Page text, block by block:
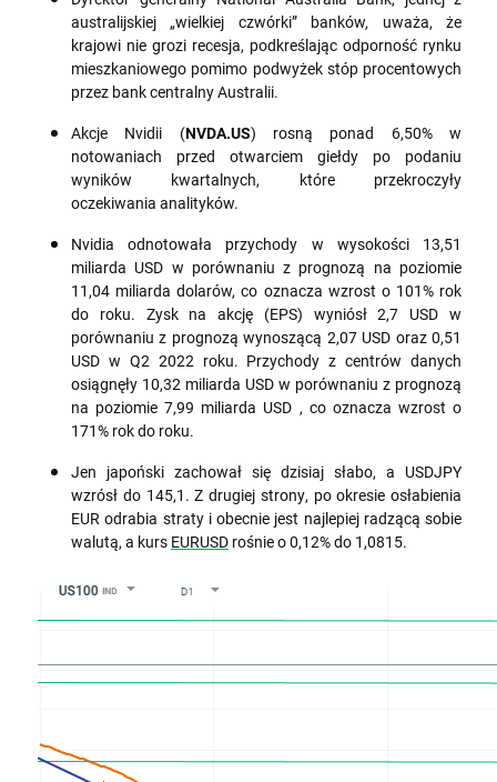
australijskiej „wielkiej czwórki” banków, uważa, że
krajowi nie grozi recesja, podkreślając odporność rynku
mieszkaniowego pomimo podwyżek stóp procentowych
przez bank centralny Australii.
Akcje Nvidii (NVDA.US) rosną ponad 6,50% w
notowaniach przed otwarciem giełdy po podaniu
wyników kwartalnych, które przekroczyły
oczekiwania analityków.
Nvidia odnotowała przychody w wysokości 13,51
miliarda USD w porównaniu z prognozą na poziomie
11,04 miliarda dolarów, co oznacza wzrost o 101% rok
do roku. Zysk na akcję (EPS) wyniósł 2,7 USD w
porównaniu z prognozą wynoszącą 2,07 USD oraz 0,51
USD w Q2 2022 roku. Przychody z centrów danych
osiągnęły 10,32 miliarda USD w porównaniu z prognozą
na poziomie 7,99 miliarda USD , co oznacza wzrost o
171% rok do roku.
Jen japoński zachował się dzisiaj słabo, a USDJPY
wzrósł do 145,1. Z drugiej strony, po okresie osłabienia
EUR odrabia straty i obecnie jest najlepiej radzącą sobie
walutą, a kurs EURUSD rośnie o 0,12% do 1,0815.